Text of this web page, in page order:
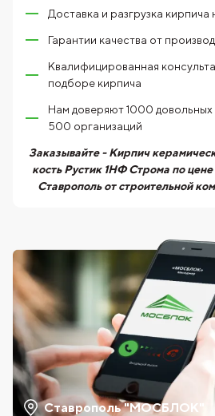
Доставка и разгрузка кирпича
Гарантии качества от
Квалифицированная
подборе кирпича
Нам доверяют 1000
500 организаций
Заказывайте - Кирпич
кость Рустик 1НФ Строма по цене
Ставрополь от строительной
Ставрополь "МОСБЛОК"